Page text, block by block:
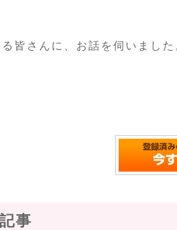
皆さんに、お話を伺いました
事